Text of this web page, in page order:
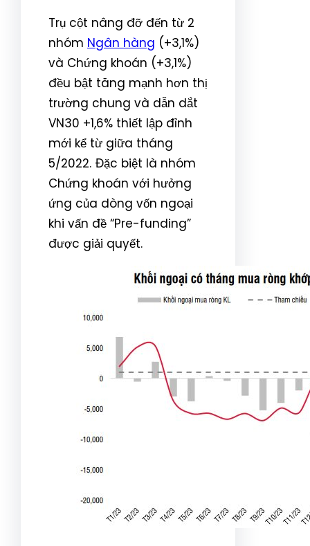
Trụ cột nâng đỡ đến từ 2
nhóm Ngân hàng (+3,1%)
và Chứng khoán (+3,1%)
đều bật tăng mạnh hơn thị
trường chung và dẫn dắt
VN30 +1,6% thiết lập đỉnh
mới kể từ giữa tháng
5/2022. Đặc biệt là nhóm
Chứng khoán với hưởng
ứng của dòng vốn ngoại
khi vấn đề “Pre-funding”
được giải quyết.